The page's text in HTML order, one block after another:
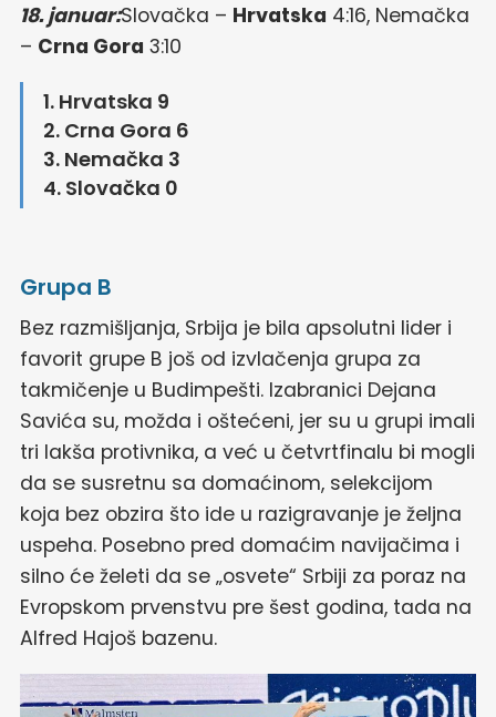
18. januar:Slovačka – Hrvatska 4:16, Nemačka
– Crna Gora 3:10
1. Hrvatska 9
2. Crna Gora 6
3. Nemačka 3
4. Slovačka 0
Grupa B
Bez razmišljanja, Srbija je bila apsolutni lider i
favorit grupe B još od izvlačenja grupa za
takmičenje u Budimpešti. Izabranici Dejana
Savića su, možda i oštećeni, jer su u grupi imali
tri lakša protivnika, a već u četvrtfinalu bi mogli
da se susretnu sa domaćinom, selekcijom
koja bez obzira što ide u razigravanje je željna
uspeha. Posebno pred domaćim navijačima i
silno će želeti da se „osvete“ Srbiji za poraz na
Evropskom prvenstvu pre šest godina, tada na
Alfred Hajoš bazenu.